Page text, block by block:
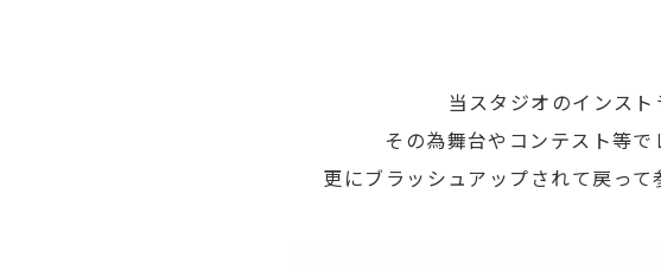
当スタジオのインスト
その為舞台やコンテスト等で
更にブラッシュアップされて戻っ